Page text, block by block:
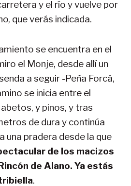
y el río y vuelve por
que verás indicada.
se encuentra en el
el Monje, desde allí un
a seguir -Peña Forcá,
se inicia entre el
y pinos, y tras
de dura y continúa
una pradera desde la que
de los macizos
de Alano. Ya estás
.